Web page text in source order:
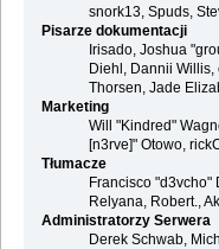
snork13, Spuds,
Pisarze dokumentacji
Irisado, Joshua
Diehl, Dannii Willis,
Thorsen, Jade
Marketing
Will "Kindred"
[n3rve]" Otowo,
Tłumacze
Francisco "d3vcho"
Relyana, Robert.,
Administratorzy Serwera
Derek Schwab,